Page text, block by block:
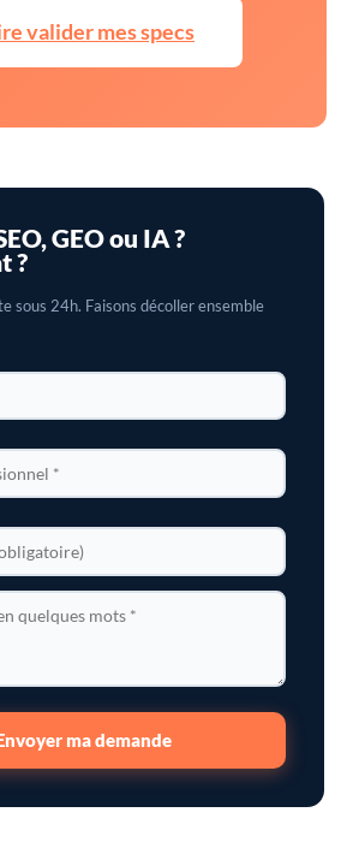
valider mes specs
GEO ou IA ?
?
sous 24h. Faisons décoller ensemble
ma demande